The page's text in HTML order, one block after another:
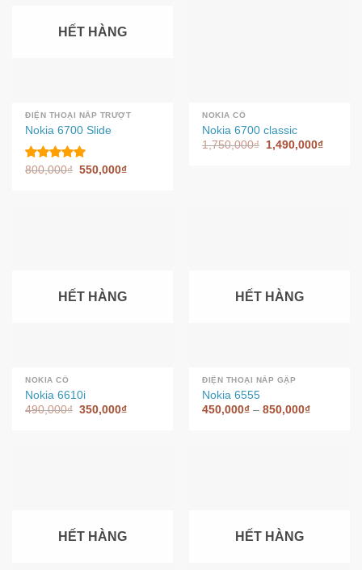
HẾT HÀNG
ĐIỆN THOẠI NẮP TRƯỢT
Nokia 6700 Slide
Được xếp
800,000₫ 550,000₫
NOKIA CỔ
Nokia 6700 classic
1,750,000₫ 1,490,000₫
HẾT HÀNG
NOKIA CỔ
Nokia 6610i
490,000₫ 350,000₫
HẾT HÀNG
ĐIỆN THOẠI NẮP GẬP
Nokia 6555
450,000₫ –850,000₫
HẾT HÀNG HẾT HÀNG